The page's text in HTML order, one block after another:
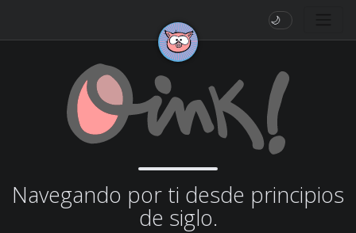
🌙
Navegando por ti desde principios
de siglo.